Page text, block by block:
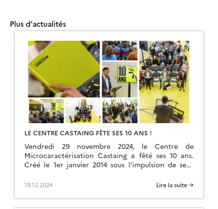
Plus d'actualités
LE CENTRE CASTAING FÊTE SES 10 ANS !
Vendredi 29 novembre 2024, le Centre de
Microcaractérisation Castaing a fêté ses 10 ans.
Créé le 1er janvier 2014 sous l’impulsion de sept
LAAS, LAPLACE, […]
18.12.2024 Lire la suite →